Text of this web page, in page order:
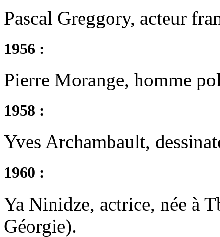
Pascal Greggory, acteur
1956 :
Pierre Morange, homme
1958 :
Yves Archambault,
1960 :
Ya Ninidze, actrice, née à
Géorgie).